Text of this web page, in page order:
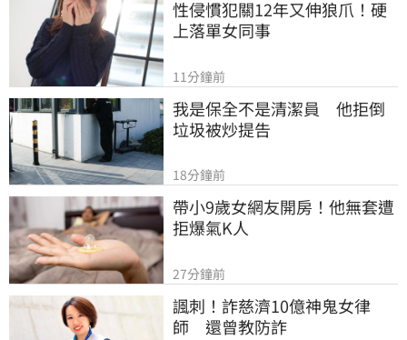
性侵慣犯關12年又伸狼爪！硬
上落單女同事
11分鐘前
我是保全不是清潔員　他拒倒
垃圾被炒提告
18分鐘前
帶小9歲女網友開房！他無套遭
拒爆氣K人
27分鐘前
諷刺！詐慈濟10億神鬼女律
師　還曾教防詐